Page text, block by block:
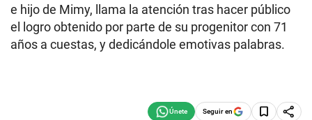
e hijo de Mimy, llama la atención tras hacer público
el logro obtenido por parte de su progenitor con 71
años a cuestas, y dedicándole emotivas palabras.
Seguir en